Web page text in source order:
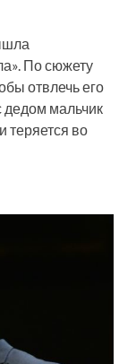
По сюжету
отвлечь его
дедом мальчик
теряется во